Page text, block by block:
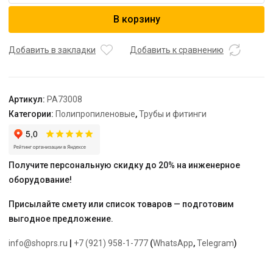
Штуцер
гайкой
"PRO
AQUA"
водосчетчика
В корзину
Добавить в закладки Добавить к сравнению
Артикул: PA73008
Категории: Полипропиленовые,Трубы и фитинги
Получите персональную скидку до 20% на инженерное
оборудование!
Присылайте смету или список товаров — подготовим
выгодное предложение.
info@shoprs.ru +7 (921) 958-1-777 (WhatsApp,Telegram)